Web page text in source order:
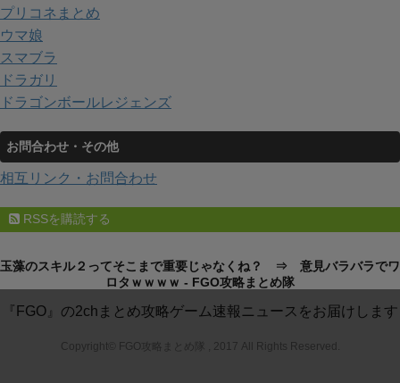
プリコネまとめ
ウマ娘
スマブラ
ドラガリ
ドラゴンボールレジェンズ
お問合わせ・その他
相互リンク・お問合わせ
RSSを購読する
玉藻のスキル２ってそこまで重要じゃなくね？ ⇒ 意見バラバラでワ
ロタｗｗｗｗ - FGO攻略まとめ隊
『FGO』の2chまとめ攻略ゲーム速報ニュースをお届けします
Copyright© FGO攻略まとめ隊 , 2017 All Rights Reserved.